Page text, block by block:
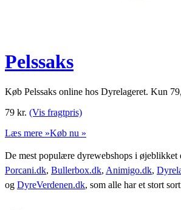
Pelssaks
Køb Pelssaks online hos Dyrelageret. Kun
79 kr. (Vis fragtpris)
Læs mere »Køb nu »
De mest populære dyrewebshops i øjeblikket
Porcani.dk, Bullerbox.dk, Animigo.dk,
og DyreVerdenen.dk, som alle har et stort